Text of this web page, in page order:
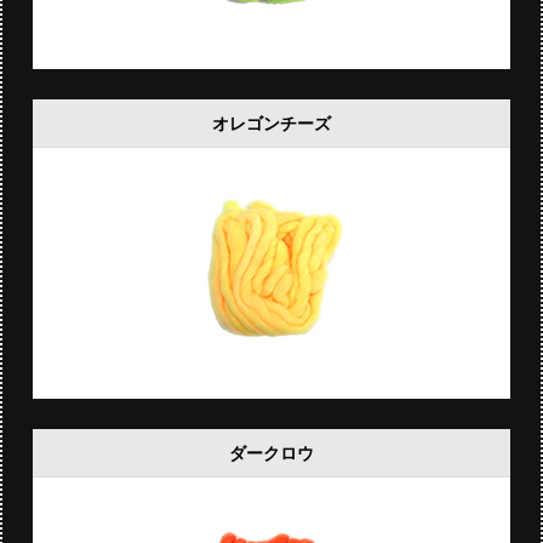
オレゴンチーズ
ダークロウ